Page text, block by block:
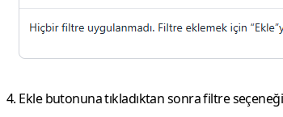
4. Ekle butonuna tıkladıktan sonrafiltre